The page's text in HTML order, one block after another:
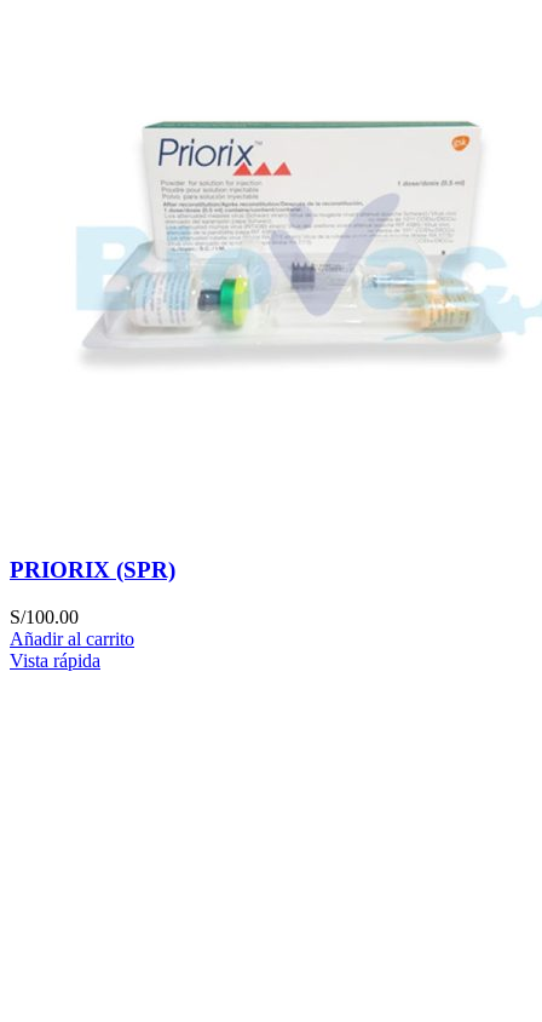
PRIORIX (SPR)
S/100.00
Añadir al carrito
Vista rápida